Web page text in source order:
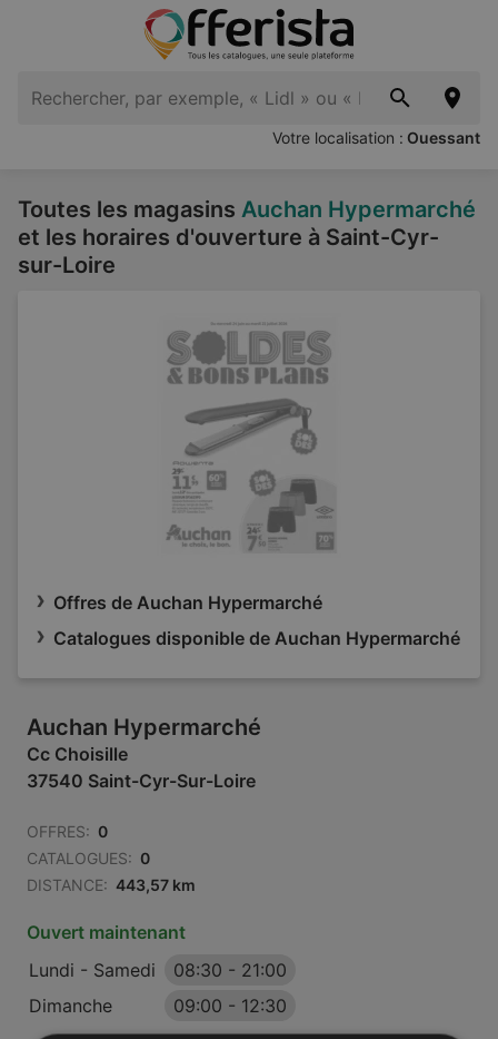
Votre localisation : Ouessant
Toutes les magasins Auchan Hypermarché
et les horaires d'ouverture à Saint-Cyr-
sur-Loire
Offres de Auchan Hypermarché
Catalogues disponible de Auchan Hypermarché
Auchan Hypermarché
Cc Choisille
37540 Saint-Cyr-Sur-Loire
OFFRES: 0
CATALOGUES: 0
DISTANCE: 443,57 km
Ouvert maintenant
Lundi - Samedi
08:30 - 21:00
Dimanche
09:00 - 12:30